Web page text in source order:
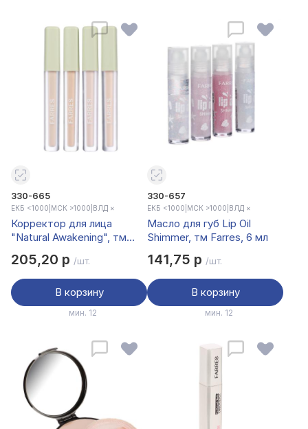
330-665
ЕКБ <1000 МСК >1000 ВЛД ×
Корректор для лица
"Natural Awakening", тм
205,20 р /шт.
В корзину
мин. 12
330-657
ЕКБ <1000 МСК >1000 ВЛД ×
Масло для губ Lip Oil
Shimmer, тм Farres, 6 мл
141,75 р /шт.
В корзину
мин. 12